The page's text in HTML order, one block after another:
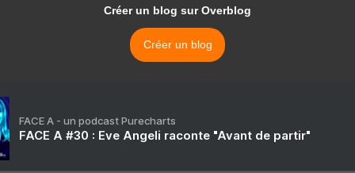
Créer un blog sur Overblog
Créer un blog
FACE A - un podcast Purecharts
FACE A #30 : Eve Angeli raconte "Avant de partir"